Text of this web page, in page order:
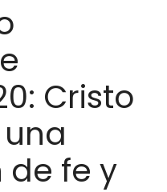
Cristo
fe y